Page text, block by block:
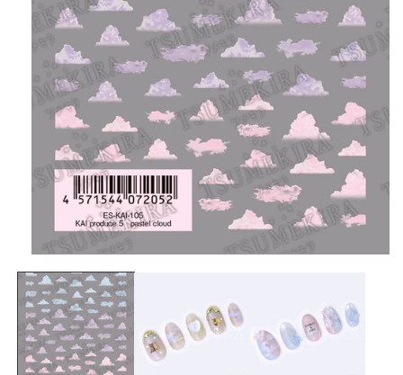
互
動
視
窗
中
開